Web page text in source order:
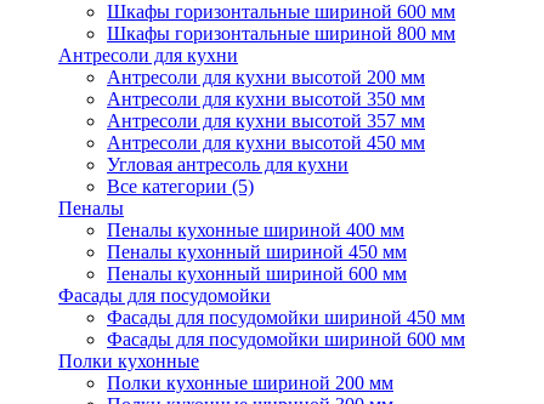
Шкафы горизонтальные шириной 600 мм
Шкафы горизонтальные шириной 800 мм
Антресоли для кухни
Антресоли для кухни высотой 200 мм
Антресоли для кухни высотой 350 мм
Антресоли для кухни высотой 357 мм
Антресоли для кухни высотой 450 мм
Угловая антресоль для кухни
Все категории (5)
Пеналы
Пеналы кухонные шириной 400 мм
Пеналы кухонный шириной 450 мм
Пеналы кухонный шириной 600 мм
Фасады для посудомойки
Фасады для посудомойки шириной 450 мм
Фасады для посудомойки шириной 600 мм
Полки кухонные
Полки кухонные шириной 200 мм